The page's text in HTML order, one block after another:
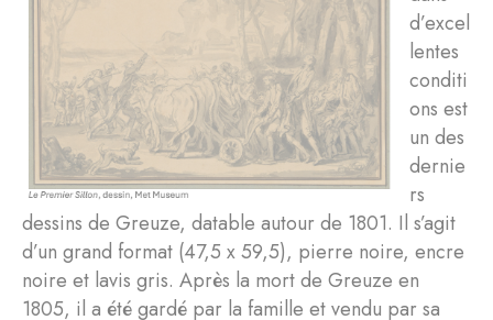
d’excel
lentes
conditi
ons est
un des
dernie
rs
dessins de Greuze, datable autour de 1801. Il s’agit
d’un grand format (47,5 x 59,5), pierre noire, encre
noire et lavis gris. Après la mort de Greuze en
1805, il a été gardé par la famille et vendu par sa